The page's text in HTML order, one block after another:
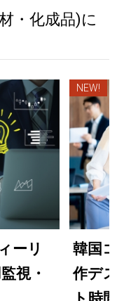
・化成品)に
ーリ
視・
NEW!
韓国
作デ